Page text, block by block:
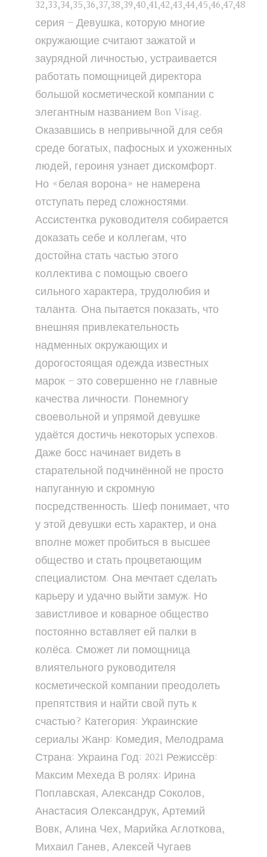
32,33,34,35,36,37,38,39,40,41,42,43,44,45,46,47,48
серия – Девушка, которую многие
окружающие считают зажатой и
заурядной личностью, устраивается
работать помощницей директора
большой косметической компании с
элегантным названием Bon Visag.
Оказавшись в непривычной для себя
среде богатых, пафосных и ухоженных
людей, героиня узнает дискомфорт.
Но «белая ворона» не намерена
отступать перед сложностями.
Ассистентка руководителя собирается
доказать себе и коллегам, что
достойна стать частью этого
коллектива с помощью своего
сильного характера, трудолюбия и
таланта. Она пытается показать, что
внешняя привлекательность
надменных окружающих и
дорогостоящая одежда известных
марок – это совершенно не главные
качества личности. Понемногу
своевольной и упрямой девушке
удаётся достичь некоторых успехов.
Даже босс начинает видеть в
старательной подчинённой не просто
напуганную и скромную
посредственность. Шеф понимает, что
у этой девушки есть характер, и она
вполне может пробиться в высшее
общество и стать процветающим
специалистом. Она мечтает сделать
карьеру и удачно выйти замуж. Но
завистливое и коварное общество
постоянно вставляет ей палки в
колёса. Сможет ли помощница
влиятельного руководителя
косметической компании преодолеть
препятствия и найти свой путь к
счастью? Категория: Украинские
сериалы Жанр: Комедия, Мелодрама
Страна: Украина Год: 2021 Режиссёр:
Максим Мехеда В ролях: Ирина
Поплавская, Александр Соколов,
Анастасия Олександрук, Артемий
Вовк, Алина Чех, Марийка Аглоткова,
Михаил Ганев, Алексей Чугаев